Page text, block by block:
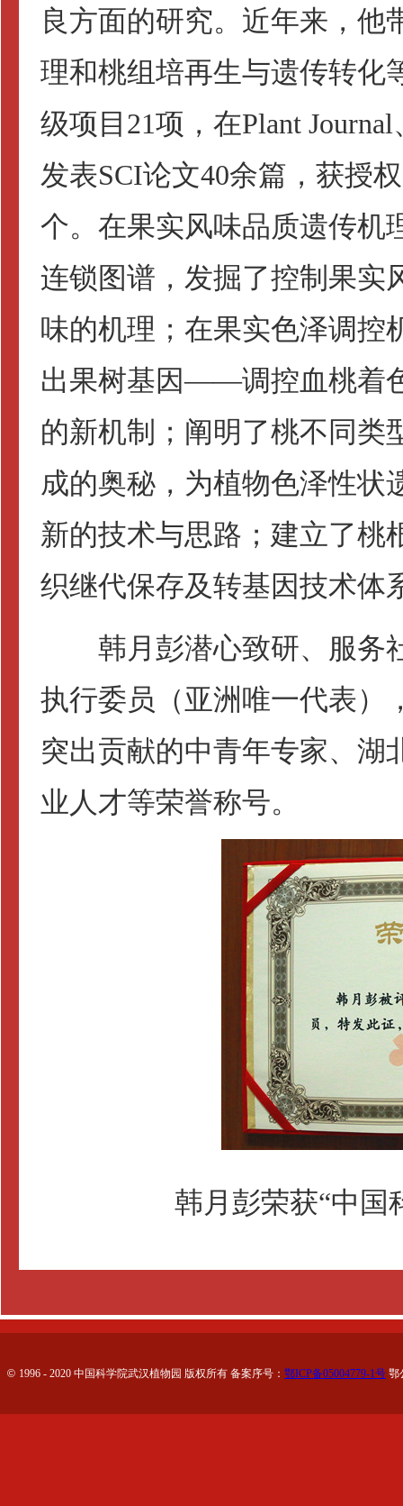
良方面的研究。近年来，他
理和桃组培再生与遗传转化
级项目 21项，在Plant Journal
发表SCI论文40余篇，获授
个。在果实风味品质遗传机
连锁图谱，发掘了控制果实
味的机理；在果实色泽调控
出果树基因——调控血桃着
的新机制；阐明了桃不同类
成的奥秘，为植物色泽性状
新的技术与思路；建立了桃
织继代保存及转基因技术体
韩月彭潜心致研、服务
执行委员（亚洲唯一代表）
突出贡献的中青年专家、湖
业人才等荣誉称号。
韩月彭荣获“中国
© 1996 - 2020 中国科学院武汉植物园 版权所有 备案序号： 鄂ICP备05004779-1号 鄂